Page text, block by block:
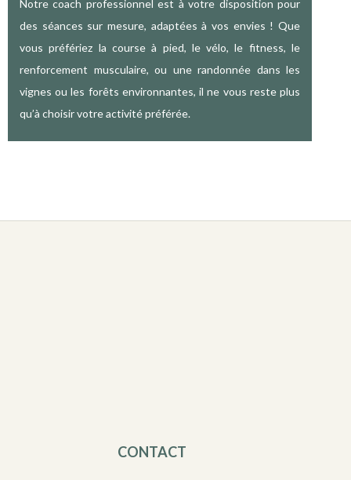
Notre coach professionnel est à votre disposition pour
des séances sur mesure, adaptées à vos envies ! Que
vous préfériez la course à pied, le vélo, le fitness, le
renforcement musculaire, ou une randonnée dans les
vignes ou les forêts environnantes, il ne vous reste plus
qu’à choisir votre activité préférée.
CONTACT